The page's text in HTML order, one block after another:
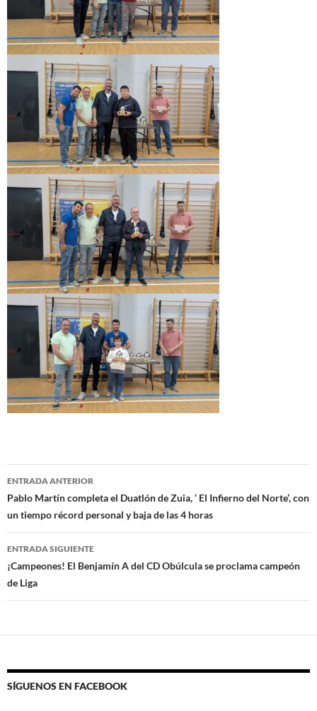
Navegación
de
entradas
ENTRADA ANTERIOR
Pablo Martín completa el Duatlón de Zuia, ‘ El Infierno del Norte’, con
un tiempo récord personal y baja de las 4 horas
ENTRADA SIGUIENTE
¡Campeones! El Benjamín A del CD Obúlcula se proclama campeón
de Liga
SÍGUENOS EN FACEBOOK